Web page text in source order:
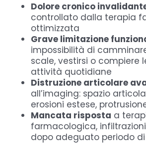
Dolore cronico
controllato dalla terapia
ottimizzata
Grave limitazione
impossibilità di
scale, vestirsi o compiere
attività quotidiane
Distruzione articolare
all’imaging: spazio
erosioni estese,
Mancata risposta a
farmacologica,
dopo adeguato periodo